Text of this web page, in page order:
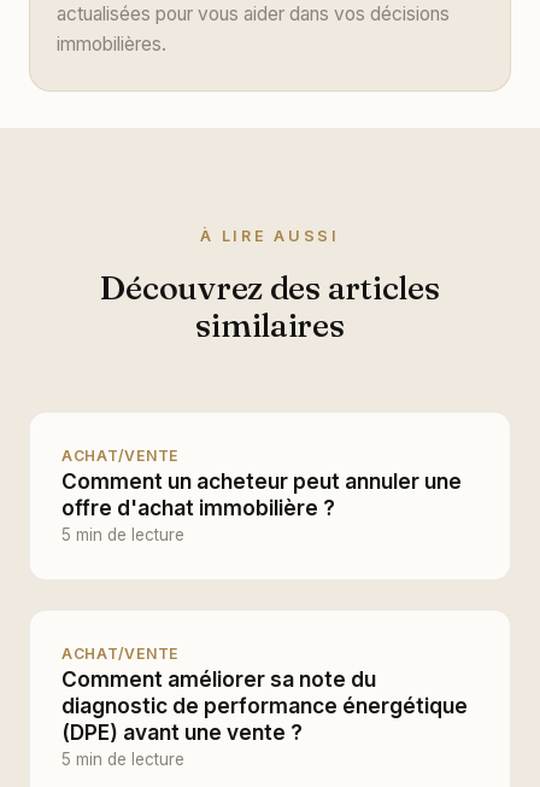
actualisées pour vous aider dans vos décisions
immobilières.
À LIRE AUSSI
Découvrez des articles
similaires
ACHAT/VENTE
Comment un acheteur peut annuler une
offre d'achat immobilière ?
5 min de lecture
ACHAT/VENTE
Comment améliorer sa note du
diagnostic de performance énergétique
(DPE) avant une vente ?
5 min de lecture